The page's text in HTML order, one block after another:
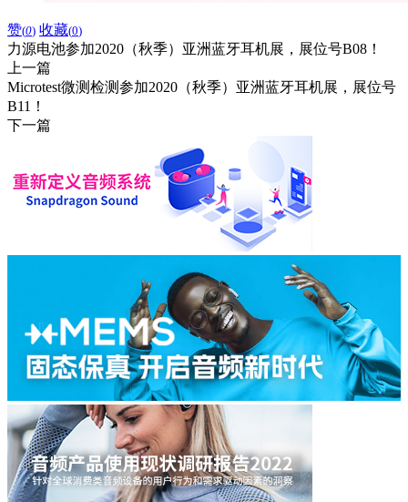
赞(0) 收藏(0)
力源电池参加2020（秋季）亚洲蓝牙耳机展，展位号B08！
上一篇
Microtest微测检测​参加2020（秋季）亚洲蓝牙耳机展，展位号
B11！
下一篇